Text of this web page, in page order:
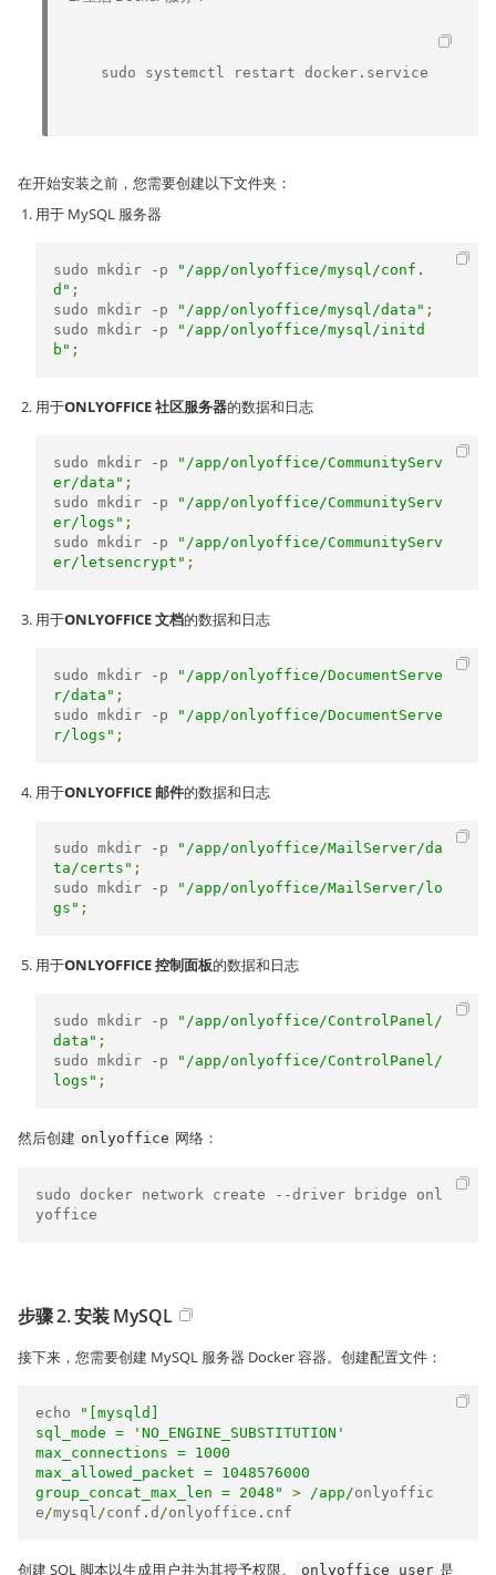
sudo systemctl restart docker . service
在开始安装之前，您需要创建以下文件夹：
用于 MySQL 服务器
sudo mkdir - p
"/app/onlyoffice/mysql/conf.
d" ;
sudo mkdir
- p "/app/onlyoffice/mysql/data" ;
sudo mkdir
- p
"/app/onlyoffice/mysql/initd
b" ;
用于ONLYOFFICE 社区服务器的数据和日志
sudo mkdir - p
"/app/onlyoffice/CommunityServ
er/data" ;
sudo mkdir
- p
"/app/onlyoffice/CommunityServ
er/logs" ;
sudo mkdir
- p
"/app/onlyoffice/CommunityServ
er/letsencrypt" ;
用于ONLYOFFICE 文档的数据和日志
sudo mkdir - p
"/app/onlyoffice/DocumentServe
r/data" ;
sudo mkdir
- p
"/app/onlyoffice/DocumentServe
r/logs" ;
用于ONLYOFFICE 邮件的数据和日志
sudo mkdir - p
"/app/onlyoffice/MailServer/da
ta/certs" ;
sudo mkdir
- p
"/app/onlyoffice/MailServer/lo
gs" ;
用于ONLYOFFICE 控制面板的数据和日志
sudo mkdir - p
"/app/onlyoffice/ControlPanel/
data" ;
sudo mkdir
- p
"/app/onlyoffice/ControlPanel/
logs" ;
然后创建 onlyoffice 网络：
sudo docker network create --driver bridge onl
yoffice
步骤 2. 安装 MySQL
接下来，您需要创建 MySQL 服务器 Docker 容器。创建配置文件：
echo
"[mysqld]
sql_mode = 'NO_ENGINE_SUBSTITUTION'
max_connections = 1000
max_allowed_packet = 1048576000
group_concat_max_len = 2048"
> /app/onlyoffic
e/mysql/conf . d /onlyoffice . cnf
创建 SQL 脚本以生成用户并为其授予权限。 onlyoffice_user 是